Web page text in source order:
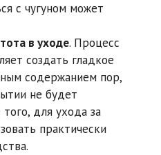
с чугуном может
в уходе. Процесс
создать гладкое
содержанием пор,
не будет
для ухода за
практически